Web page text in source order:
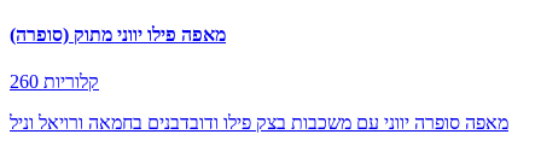
מאפה פילו יווני מתוק (סופרה)
260 קלוריות
מאפה סופרה יווני עם משכבות בצק פילו ודובדבנים בחמאה ורויאל וניל